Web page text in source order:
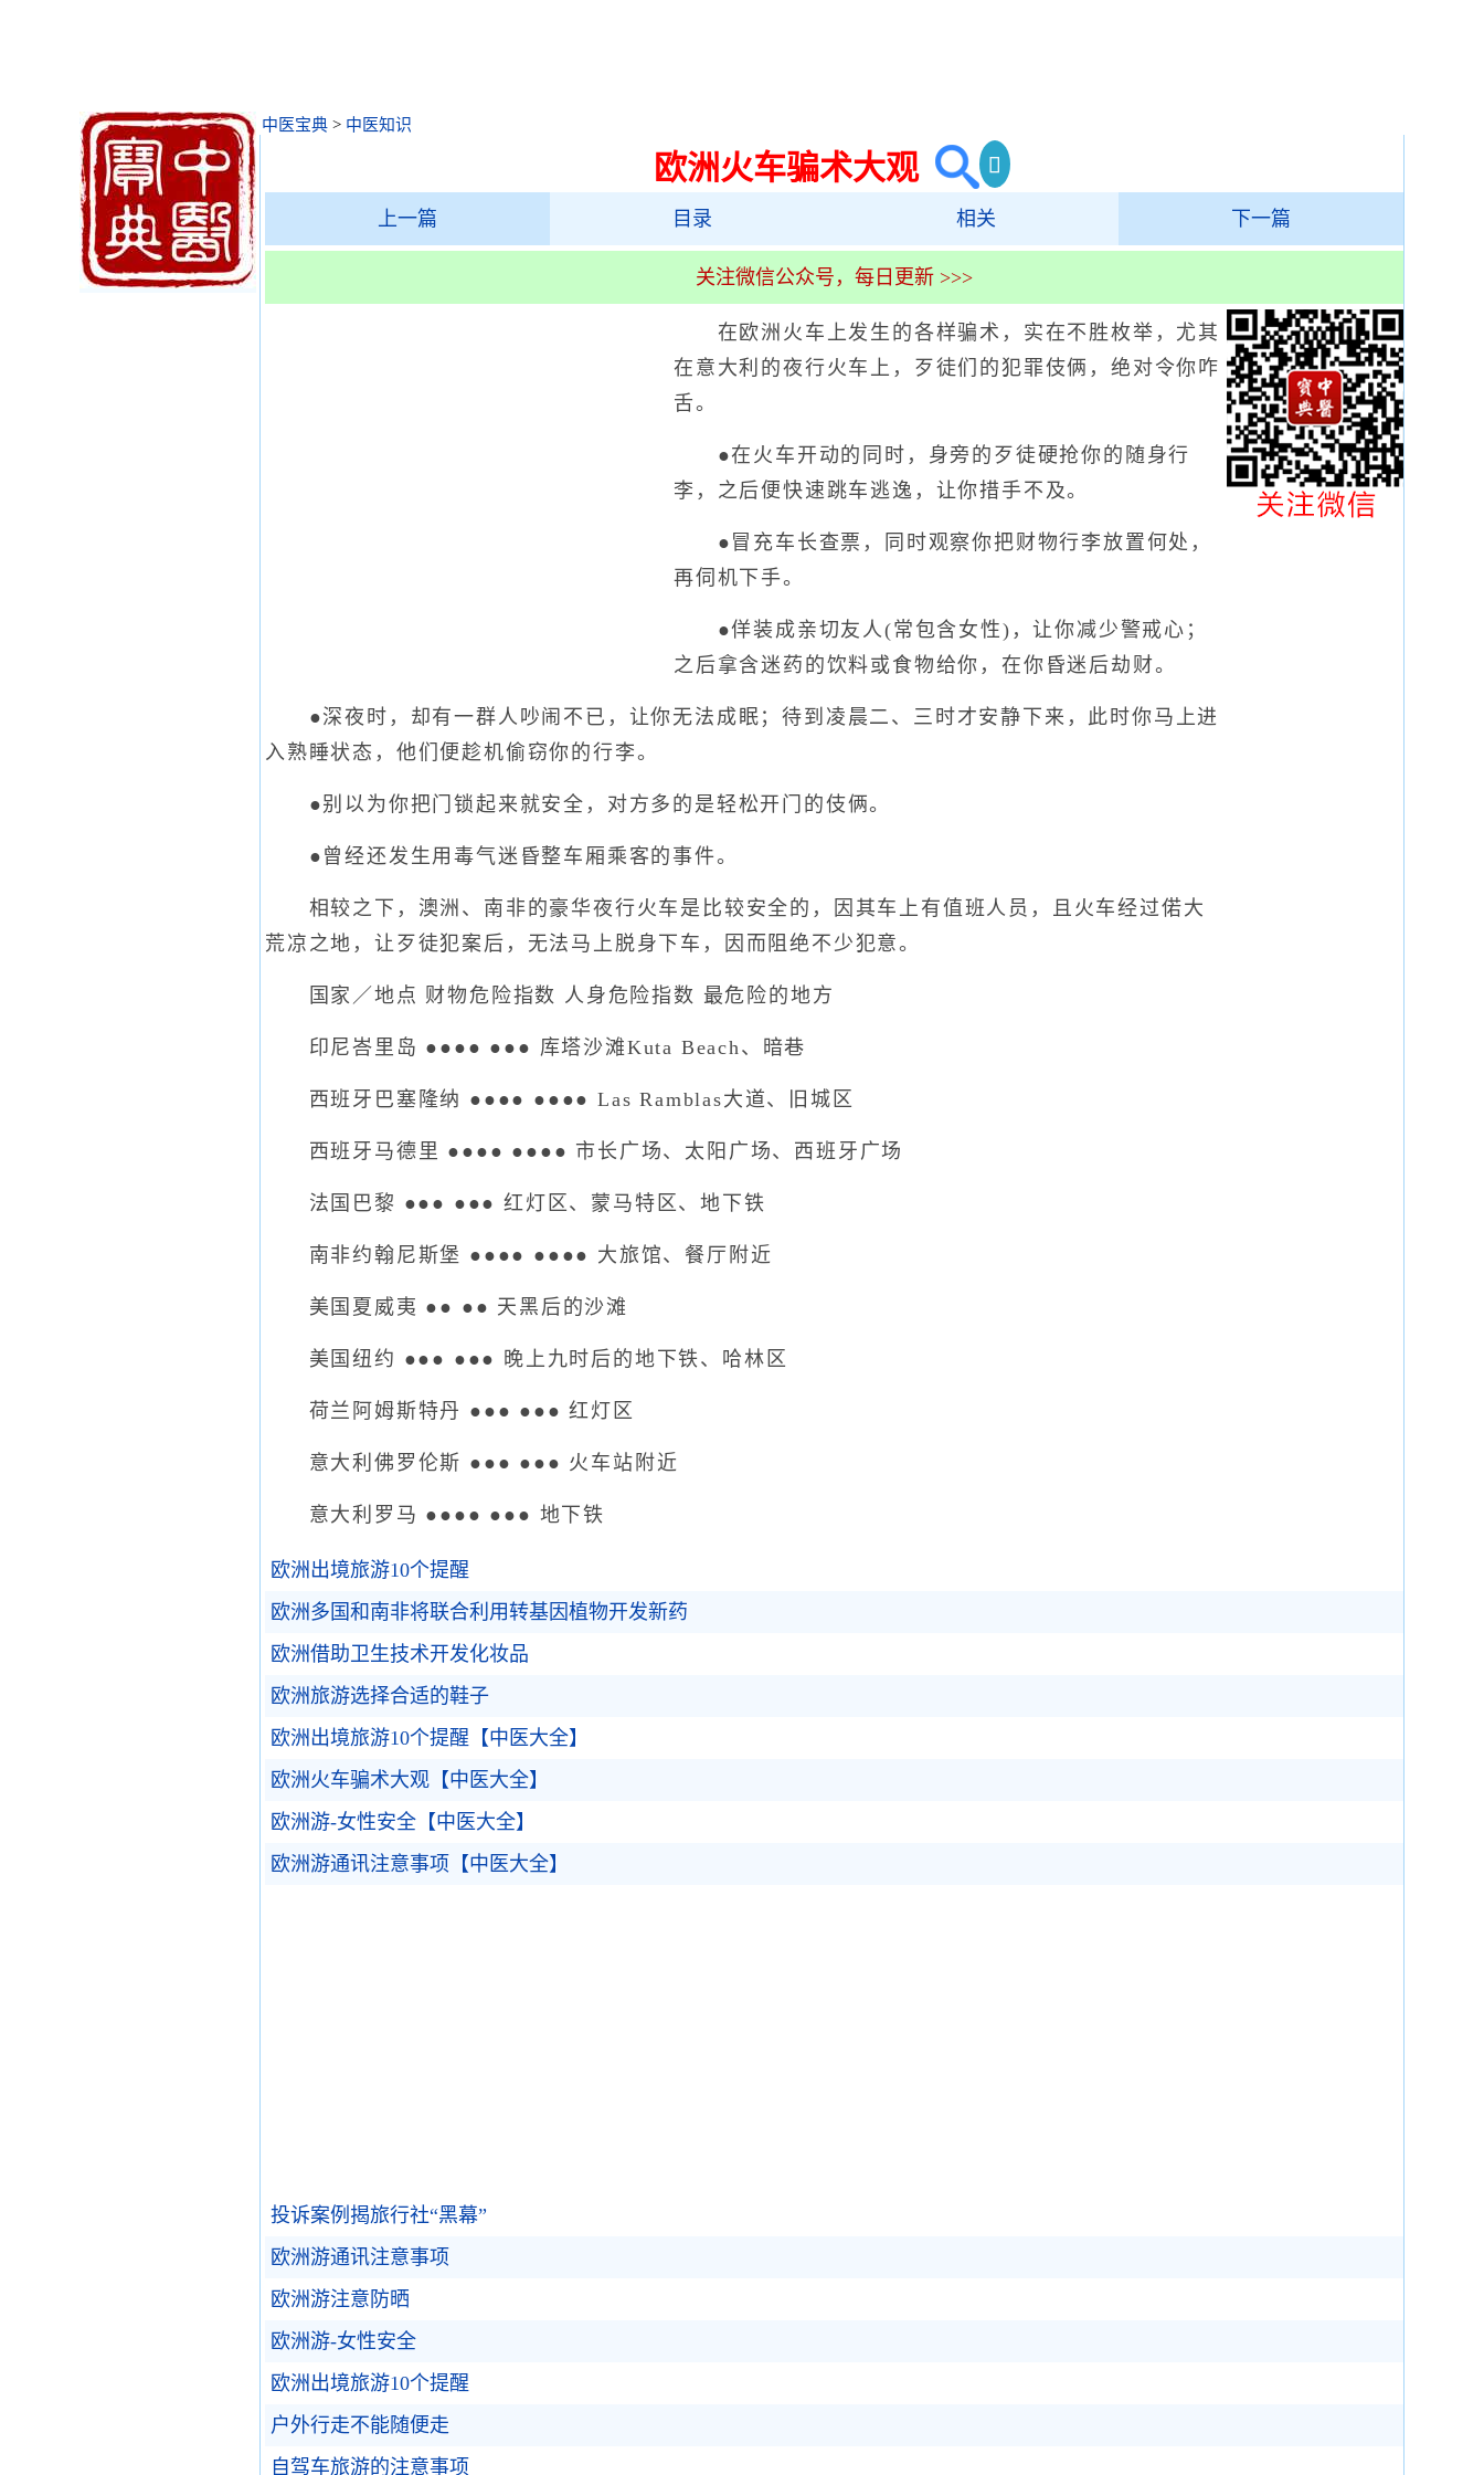
中医宝典 > 中医知识
欧洲火车骗术大观
上一篇 目录 相关 下一篇
关注微信公众号，每日更新 >>>
在欧洲火车上发生的各样骗术，实在不胜枚举，尤其
在意大利的夜行火车上，歹徒们的犯罪伎俩，绝对令你咋
舌。
●在火车开动的同时，身旁的歹徒硬抢你的随身行
李，之后便快速跳车逃逸，让你措手不及。
●冒充车长查票，同时观察你把财物行李放置何处，
再伺机下手。
●佯装成亲切友人(常包含女性)，让你减少警戒心；
之后拿含迷药的饮料或食物给你，在你昏迷后劫财。
●深夜时，却有一群人吵闹不已，让你无法成眠；待到凌晨二、三时才安静下来，此时你马上进
入熟睡状态，他们便趁机偷窃你的行李。
●别以为你把门锁起来就安全，对方多的是轻松开门的伎俩。
●曾经还发生用毒气迷昏整车厢乘客的事件。
相较之下，澳洲、南非的豪华夜行火车是比较安全的，因其车上有值班人员，且火车经过偌大
荒凉之地，让歹徒犯案后，无法马上脱身下车，因而阻绝不少犯意。
国家／地点 财物危险指数 人身危险指数 最危险的地方
印尼峇里岛 ●●●● ●●● 库塔沙滩Kuta Beach、暗巷
西班牙巴塞隆纳 ●●●● ●●●● Las Ramblas大道、旧城区
西班牙马德里 ●●●● ●●●● 市长广场、太阳广场、西班牙广场
法国巴黎 ●●● ●●● 红灯区、蒙马特区、地下铁
南非约翰尼斯堡 ●●●● ●●●● 大旅馆、餐厅附近
美国夏威夷 ●● ●● 天黑后的沙滩
美国纽约 ●●● ●●● 晚上九时后的地下铁、哈林区
荷兰阿姆斯特丹 ●●● ●●● 红灯区
意大利佛罗伦斯 ●●● ●●● 火车站附近
意大利罗马 ●●●● ●●● 地下铁
欧洲出境旅游10个提醒
欧洲多国和南非将联合利用转基因植物开发新药
欧洲借助卫生技术开发化妆品
欧洲旅游选择合适的鞋子
欧洲出境旅游10个提醒【中医大全】
欧洲火车骗术大观【中医大全】
欧洲游-女性安全【中医大全】
欧洲游通讯注意事项【中医大全】
投诉案例揭旅行社“黑幕”
欧洲游通讯注意事项
欧洲游注意防晒
欧洲游-女性安全
欧洲出境旅游10个提醒
户外行走不能随便走
自驾车旅游的注意事项